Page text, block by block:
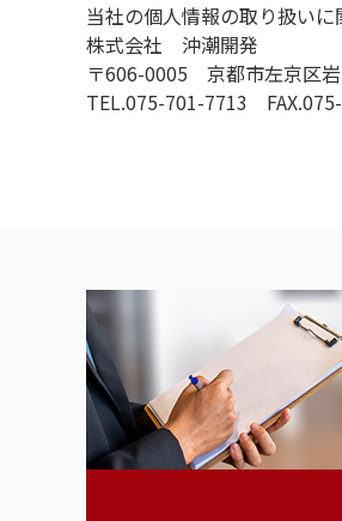
当社の個人情報の取り扱いに
株式会社 沖潮開発
〒606-0005 京都市左京区
TEL.075-701-7713